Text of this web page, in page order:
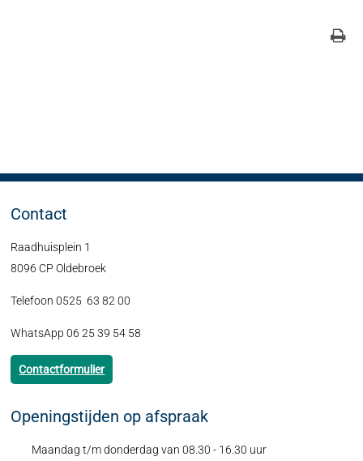
Contact
Raadhuisplein 1
8096 CP Oldebroek
Telefoon 0525 63 82 00
WhatsApp 06 25 39 54 58
Contactformulier
Openingstijden op afspraak
Maandag t/m donderdag van 08.30 - 16.30 uur